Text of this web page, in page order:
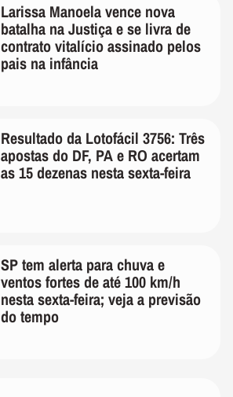
Larissa Manoela vence nova
batalha na Justiça e se livra de
contrato vitalício assinado pelos
pais na infância
Resultado da Lotofácil 3756: Três
apostas do DF, PA e RO acertam
as 15 dezenas nesta sexta-feira
SP tem alerta para chuva e
ventos fortes de até 100 km/h
nesta sexta-feira; veja a previsão
do tempo